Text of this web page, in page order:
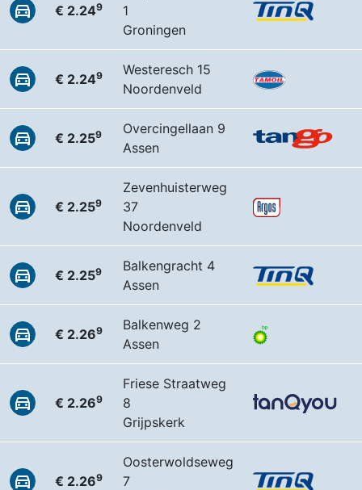
€ 2.249
1
Groningen
€ 2.249
Westeresch 15
Noordenveld
€ 2.259
Overcingellaan 9
Assen
€ 2.259
Zevenhuisterweg
37
Noordenveld
€ 2.259
Balkengracht 4
Assen
€ 2.269
Balkenweg 2
Assen
€ 2.269
Friese Straatweg
8
Grijpskerk
€ 2.269
Oosterwoldseweg
7